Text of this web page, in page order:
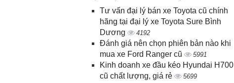
Tư vấn đại lý bán xe Toyota cũ chính
hãng tại đại lý xe Toyota Sure Bình
Dương
4192
Đánh giá nên chọn phiên bản nào khi
mua xe Ford Ranger cũ
5991
Kinh doanh xe đầu kéo Hyundai H700
cũ chất lượng, giá rẻ
5699